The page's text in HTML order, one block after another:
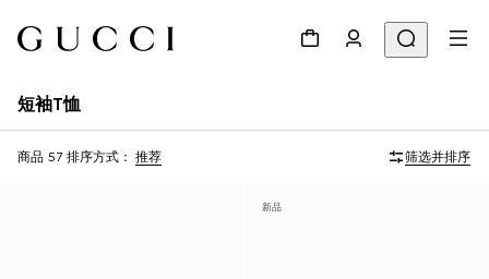
短袖T恤
商品 57 排序方式： 推荐 筛选并排序
新品